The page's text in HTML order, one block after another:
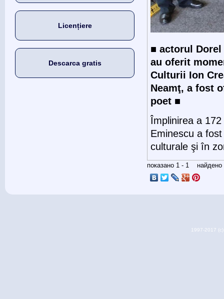
Licențiere
Descarca gratis
■actorul Dorel
au oferit
Culturii Ion
Neamţ, a fost
poet ■
Împlinirea a
Eminescu a
culturale şi în
показано 1 - 1 найдено
1997-2017